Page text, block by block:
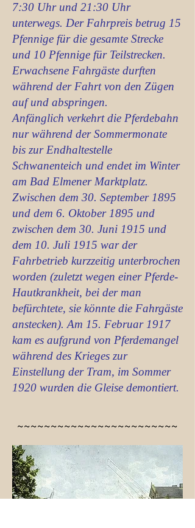
7:30 Uhr und 21:30 Uhr
unterwegs. Der Fahrpreis betrug 15
Pfennige für die gesamte Strecke
und 10 Pfennige für Teilstrecken.
Erwachsene Fahrgäste durften
während der Fahrt von den Zügen
auf und abspringen.
Anfänglich verkehrt die Pferdebahn
nur während der Sommermonate
bis zur Endhaltestelle
Schwanenteich und endet im Winter
am Bad Elmener Marktplatz.
Zwischen dem 30. September 1895
und dem 6. Oktober 1895 und
zwischen dem 30. Juni 1915 und
dem 10. Juli 1915 war der
Fahrbetrieb kurzzeitig unterbrochen
worden (zuletzt wegen einer Pferde-
Hautkrankheit, bei der man
befürchtete, sie könnte die Fahrgäste
anstecken). Am 15. Februar 1917
kam es aufgrund von Pferdemangel
während des Krieges zur
Einstellung der Tram, im Sommer
1920 wurden die Gleise demontiert.
~~~~~~~~~~~~~~~~~~~~~~~~